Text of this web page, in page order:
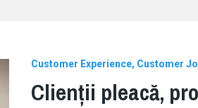
Customer Experience Customer
Clienții pleacă,